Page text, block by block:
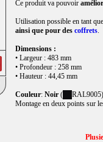
Ce produit va pouvoir
Utilisation possible en tant que
ainsi que pour des coffrets.
Dimensions :
• Largeur : 483 mm
• Profondeur : 258 mm
• Hauteur : 44,45 mm
Couleur: Noir(
Montage en deux points sur